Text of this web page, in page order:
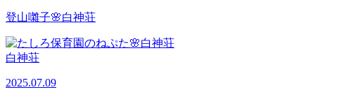
登山囃子🌸白神荘
白神荘
2025.07.09